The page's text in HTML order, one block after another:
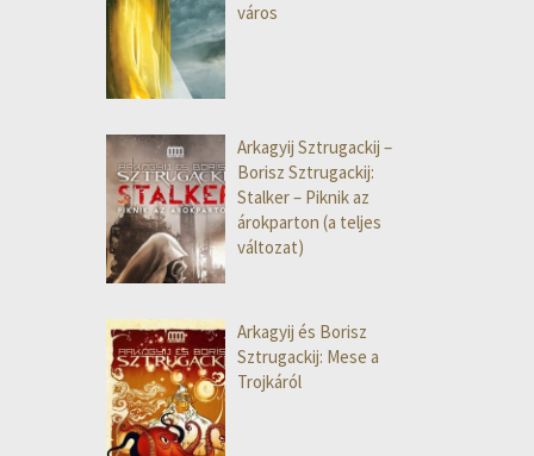
város
Arkagyij Sztrugackij –
Borisz Sztrugackij:
Stalker – Piknik az
árokparton (a teljes
változat)
Arkagyij és Borisz
Sztrugackij: Mese a
Trojkáról